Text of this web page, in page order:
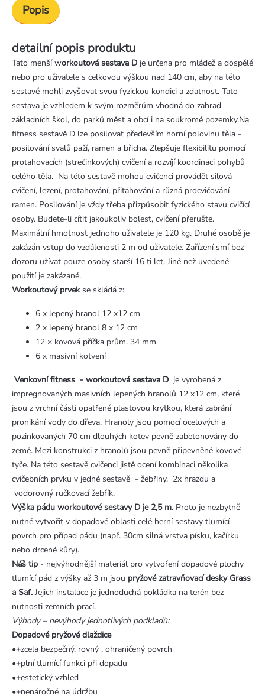
Popis
detailní popis produktu
Tato menší workoutová sestava D je určena pro mládež a dospělé
nebo pro uživatele s celkovou výškou nad 140 cm, aby na této
sestavě mohli zvyšovat svou fyzickou kondici a zdatnost. Tato
sestava je vzhledem k svým rozměrům vhodná do zahrad
základních škol, do parků měst a obcí i na soukromé pozemky.Na
fitness sestavě D lze posilovat především horní polovinu těla -
posilování svalů paží, ramen a břicha. Zlepšuje flexibilitu pomocí
protahovacích (strečinkových) cvičení a rozvíjí koordinaci pohybů
celého těla. Na této sestavě mohou cvičenci provádět silová
cvičení, lezení, protahování, přitahování a různá procvičování
ramen. Posilování je vždy třeba přizpůsobit fyzického stavu cvičící
osoby. Budete-li cítit jakoukoliv bolest, cvičení přerušte.
Maximální hmotnost jednoho uživatele je 120 kg. Druhé osobě je
zakázán vstup do vzdálenosti 2 m od uživatele. Zařízení smí bez
dozoru užívat pouze osoby starší 16 ti let. Jiné než uvedené
použití je zakázané.
Workoutový prvekse skládá z:
6 x lepený hranol 12 x12 cm
2 x lepený hranol 8 x 12 cm
12 × kovová příčka prům. 34 mm
6 x masivní kotvení
Venkovní fitness - workoutová sestava D je vyrobená z
impregnovaných masivních lepených hranolů 12 x12 cm, které
jsou z vrchní části opatřené plastovou krytkou, která zabrání
pronikání vody do dřeva. Hranoly jsou pomocí ocelových a
pozinkovaných 70 cm dlouhých kotev pevně zabetonovány do
země. Mezi konstrukci z hranolů jsou pevně připevněné kovové
tyče. Na této sestavě cvičenci jistě ocení kombinaci několika
cvičebních prvku v jedné sestavě - žebřiny, 2x hrazdu a
vodorovný ručkovací žebřík.
Výška pádu workoutové sestavy D je 2,5 m. Proto je nezbytně
nutné vytvořit v dopadové oblasti celé herní sestavy tlumící
povrch pro případ pádu (např. 30cm silná vrstva písku, kačírku
nebo drcené kůry).
Náš tip - nejvýhodnější materiál pro vytvoření dopadové plochy
tlumící pád z výšky až 3 m jsou pryžové zatravňovací desky Grass
a Saf. Jejich instalace je jednoduchá pokládka na terén bez
nutnosti zemních prací.
Výhody – nevýhody jednotlivých podkladů:
Dopadové pryžové dlaždice
•+zcela bezpečný, rovný , ohraničený povrch
•+plní tlumící funkci při dopadu
•+estetický vzhled
•+nenáročné na údržbu